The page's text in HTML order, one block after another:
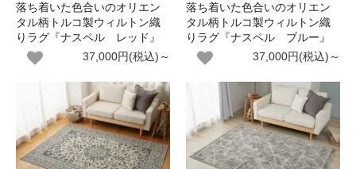
落ち着いた色合いのオリエン
タル柄トルコ製ウィルトン織
りラグ『ナスペル レッド』
37,000円(税込)～
落ち着いた色合いのオリエン
タル柄トルコ製ウィルトン織
りラグ『ナスペル ブルー』
37,000円(税込)～